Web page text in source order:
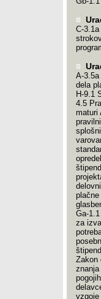
C-
A-
dela
H-9.1
4.5
maturi
Ga-
za
Zakon
vzgoje